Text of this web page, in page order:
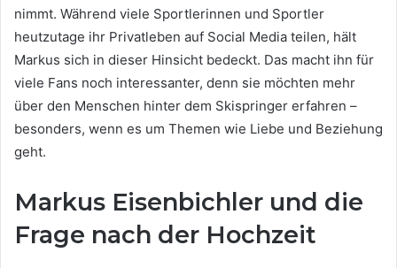
nimmt. Während viele Sportlerinnen und Sportler
heutzutage ihr Privatleben auf Social Media teilen, hält
Markus sich in dieser Hinsicht bedeckt. Das macht ihn für
viele Fans noch interessanter, denn sie möchten mehr
über den Menschen hinter dem Skispringer erfahren –
besonders, wenn es um Themen wie Liebe und Beziehung
geht.
Markus Eisenbichler und die
Frage nach der Hochzeit